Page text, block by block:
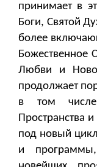
принимает в
Боги, Святой
более
Божественное
Любви и
продолжает
в том числе
Пространства
под новый
и